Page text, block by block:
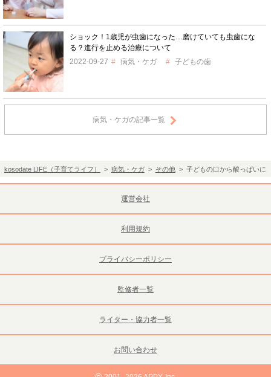
ショック！1歳児が虫歯になった…磨けていても虫歯にな
る？進行を止める治療について
2022-09-27
病気・ケガ 子どもの歯
病気・ケガの記事一覧
kosodate LIFE（子育てライフ） > 病気・ケガ> その他> 子どもの口から酸っぱいに
運営会社
利用規約
プライバシーポリシー
監修者一覧
ライター・協力者一覧
お問い合わせ